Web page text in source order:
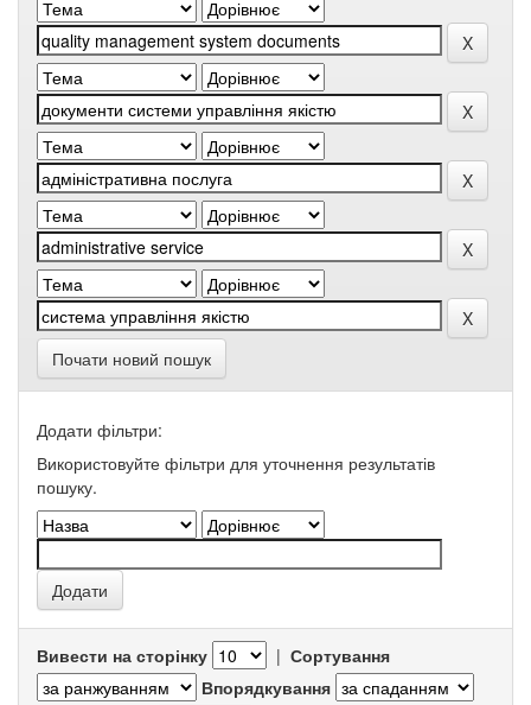
Почати новий пошук
Додати фільтри:
Використовуйте фільтри для уточнення результатів
пошуку.
Вивести на сторінку | Сортування
Впорядкування